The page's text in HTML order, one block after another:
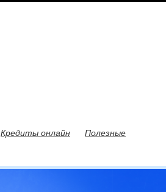
Кредиты онлайн
Полезные